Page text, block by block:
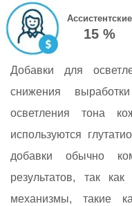
Ассистентские
15 %
Добавки для
снижения
осветления тона
используются
добавки обычно
результатов, так
механизмы, такие